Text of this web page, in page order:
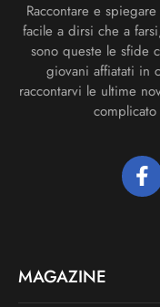
Raccontare e
facile a dirsi che a
sono queste le sfide
giovani affiatati in
raccontarvi le ultime
complicato
MAGAZINE